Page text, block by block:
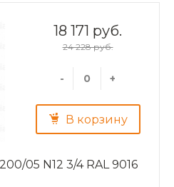
18 171 руб.
24 228 руб.
- +
В корзину
05 N12 3/4 RAL 9016